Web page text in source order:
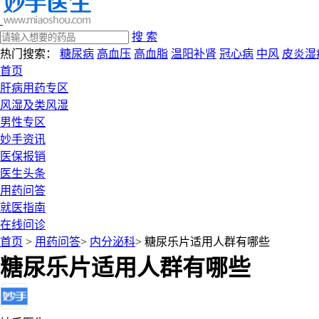
搜 索
热门搜索：
糖尿病 高血压 高血脂 温阳补肾 冠心病 中风 皮炎湿
首页
肝病用药专区
风湿及类风湿
男性专区
妙手资讯
医保报销
医生头条
用药问答
就医指南
在线问诊
首页 > 用药问答> 内分泌科> 糖尿乐片适用人群有哪些
糖尿乐片适用人群有哪些